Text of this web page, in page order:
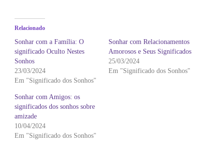
Relacionado
Sonhar com a Família: O
significado Oculto Nestes
Sonhos
23/03/2024
Em "Significado dos Sonhos"
Sonhar com Relacionamentos
Amorosos e Seus Significados
25/03/2024
Em "Significado dos Sonhos"
Sonhar com Amigos: os
significados dos sonhos sobre
amizade
10/04/2024
Em "Significado dos Sonhos"